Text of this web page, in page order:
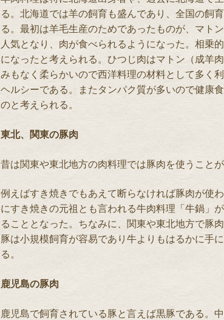
る。北海道では羊の飼育も盛んであり、全国の飼
る。最初は羊毛生産のためであったものが、マト
人気となり、肉が食べられるようになった。相乗
になったと考えられる。ひつじ肉はマトン（成羊
みもなく柔らかいので西洋料理の材料として多く
ヘルシーである。またタンパク質が多いので健康
のと考えられる。
東北、関東の豚肉
昔は関東や東北地方の肉料理では豚肉を使うこと
例えばすき焼きでもあえて断らなければ豚肉が使
にすき焼きの元祖とも言われる牛肉料理「牛鍋」
ることとなった。ちなみに、関東や東北地方で豚
豚は小規模飼育が容易であり牛よりもはるかに手
る。
鹿児島の豚肉
鹿児島で飼育されている豚と言えば黒豚である。